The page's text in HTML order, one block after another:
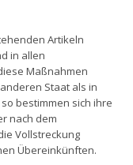
Artikeln
in allen
Maßnahmen
Staat als in
bestimmen sich ihre
nach dem
Vollstreckung
Übereinkünften.